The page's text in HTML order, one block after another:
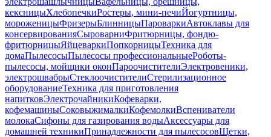
кексницыХлебопечкиРостеры, мини-печиЙогуртницы,
мороженицыФризерыБлинницыПароваркиАвтоклавы для
консервированияСыроварниФритюрницы, фондю-
фритюрницыЯйцеваркиПопкорницыТехника для
домаПылесосыПылесосы профессиональныеРоботы-
пылесосы, мойщики оконПароочистителиЭлектровеники,
электрошвабрыСтеклоочистителиСтерилизационное
оборудованиеТехника для приготовления
напитковЭлектрочайникиКофеварки,
кофемашиныСоковыжималкиКофемолкиВспениватели
молокаСифоны для газирования водыАксессуары для
домашней техникиПринадлежности для пылесосовЩетки,